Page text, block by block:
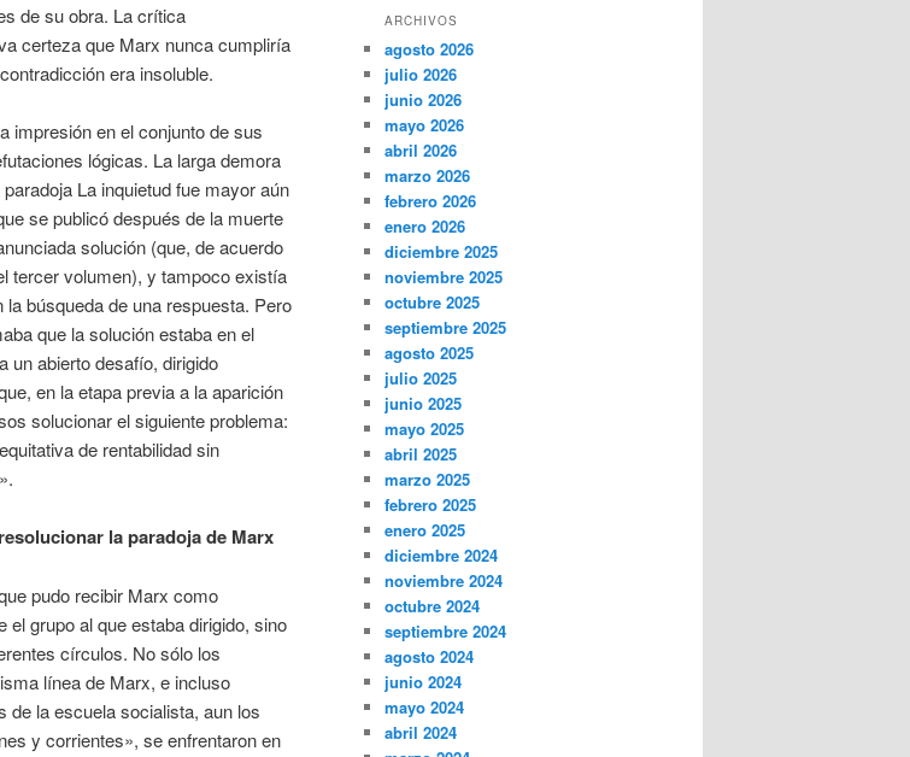
de su obra. La crítica
certeza que Marx nunca cumpliría
era insoluble.
impresión en el conjunto de sus
lógicas. La larga demora
La inquietud fue mayor aún
se publicó después de la muerte
solución (que, de acuerdo
tercer volumen), y tampoco existía
búsqueda de una respuesta. Pero
que la solución estaba en el
un abierto desafío, dirigido
en la etapa previa a la aparición
solucionar el siguiente problema:
de rentabilidad sin
la paradoja de Marx
pudo recibir Marx como
grupo al que estaba dirigido, sino
círculos. No sólo los
línea de Marx, e incluso
de la escuela socialista, aun los
y corrientes», se enfrentaron en
ARCHIVOS
agosto 2026
julio 2026
junio 2026
mayo 2026
abril 2026
marzo 2026
febrero 2026
enero 2026
diciembre 2025
noviembre 2025
octubre 2025
septiembre 2025
agosto 2025
julio 2025
junio 2025
mayo 2025
abril 2025
marzo 2025
febrero 2025
enero 2025
diciembre 2024
noviembre 2024
octubre 2024
septiembre 2024
agosto 2024
junio 2024
mayo 2024
abril 2024